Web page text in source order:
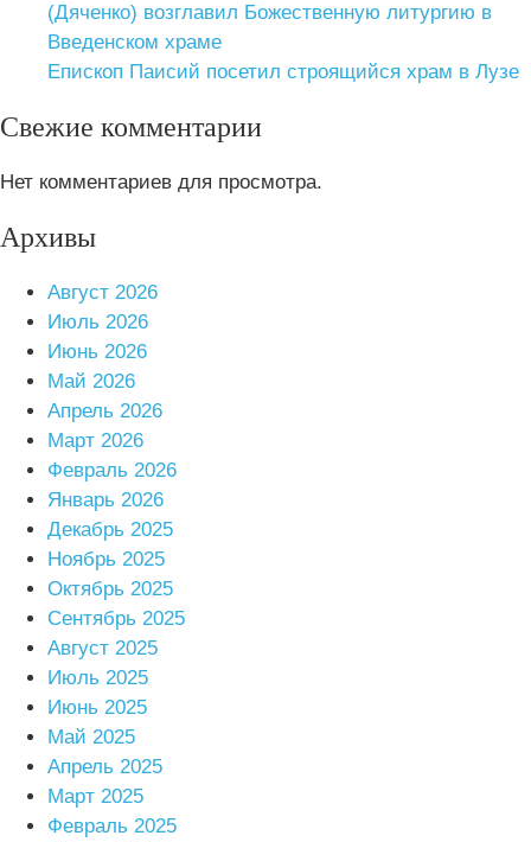
(Дяченко) возглавил Божественную литургию в
Введенском храме
Епископ Паисий посетил строящийся храм в Лузе
Свежие комментарии
Нет комментариев для просмотра.
Архивы
Август 2026
Июль 2026
Июнь 2026
Май 2026
Апрель 2026
Март 2026
Февраль 2026
Январь 2026
Декабрь 2025
Ноябрь 2025
Октябрь 2025
Сентябрь 2025
Август 2025
Июль 2025
Июнь 2025
Май 2025
Апрель 2025
Март 2025
Февраль 2025